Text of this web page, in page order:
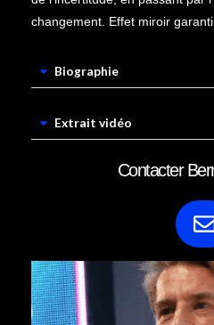
changement. Effet miroir
Biographie
Extrait vidéo
Contacter